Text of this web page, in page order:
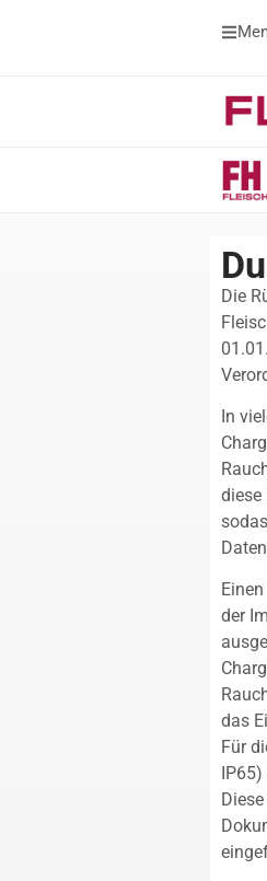
Die
In
diese
der
das
Für